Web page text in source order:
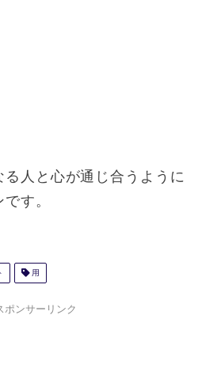
る人と心が通じ合うように
す。
用
ポンサーリンク